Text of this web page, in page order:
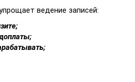
ведение записей: